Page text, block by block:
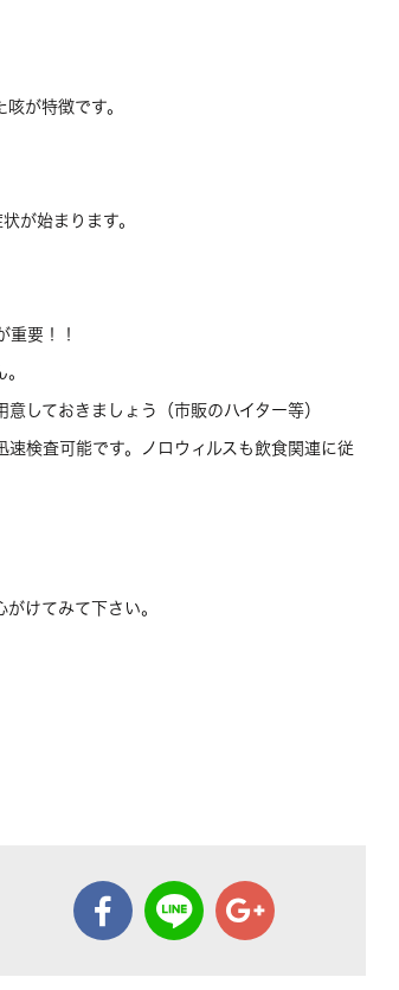
が特徴です。
が始まります。
要！！
しておきましょう（市販のハイター等）
検査可能です。ノロウィルスも飲食関連に従
けてみて下さい。